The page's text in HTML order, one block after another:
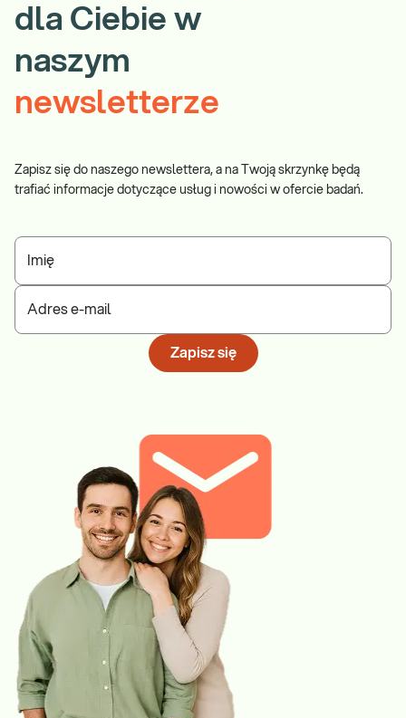
dla Ciebie w
naszym
newsletterze
Zapisz się do naszego newslettera, a na Twoją skrzynkę będą
trafiać informacje dotyczące usług i nowości w ofercie badań.
Imię
Adres e-mail
Zapisz się